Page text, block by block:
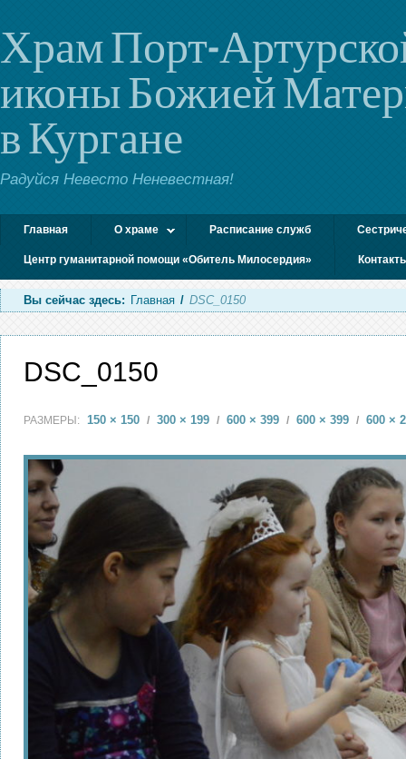
Храм Порт-
иконы Божией
в Кургане
Радуйся Невесто Неневестная!
Главная О храме Расписание служб
Центр гуманитарной помощи «Обитель Милосердия»
Вы сейчас здесь: Главная / DSC_0150
DSC_0150
РАЗМЕРЫ: 150 × 150 / 300 × 199 / 600 × 399 / 600 × 399 / 600 ×